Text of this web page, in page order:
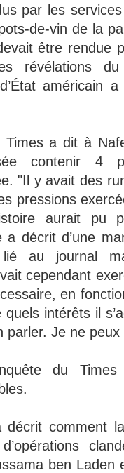
par les
de-vin de la
être rendue
révélations
américain
a dit à
contenir 4
"Il y avait des
pressions
aurait pu
a décrit d’une
lié au journal
cependant
en
intérêts il
parler. Je ne
du
décrit comment
ben Laden